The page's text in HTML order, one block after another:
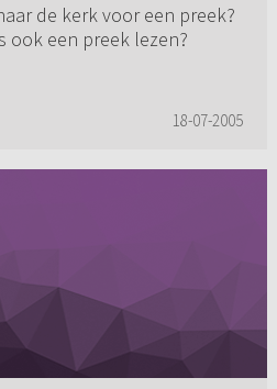
de kerk voor een preek?
ook een preek lezen?
18-07-2005